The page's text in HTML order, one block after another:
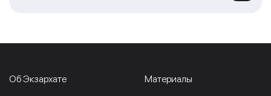
Об Экзархате Материалы